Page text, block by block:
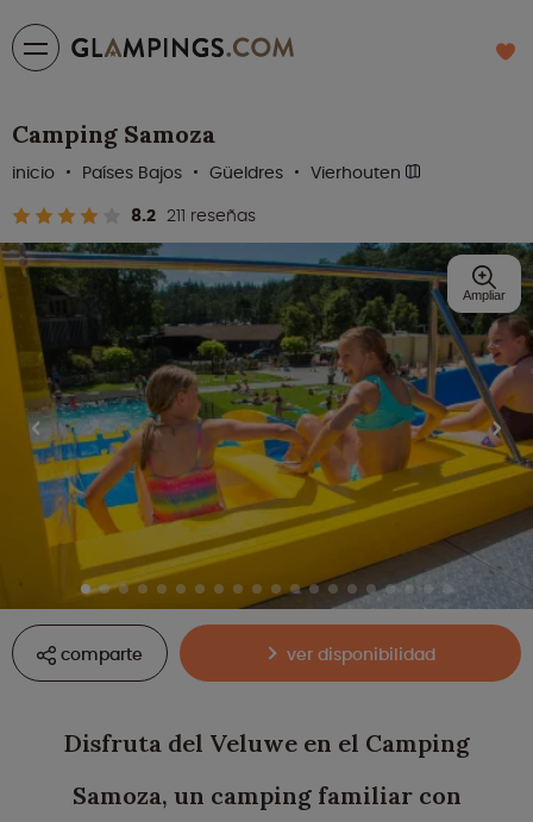
Camping Samoza
8.2 211 reseñas
inicio Países Bajos Güeldres Vierhouten
comparte ver disponibilidad
Ampliar
Disfruta del Veluwe en el Camping
Samoza, un camping familiar con